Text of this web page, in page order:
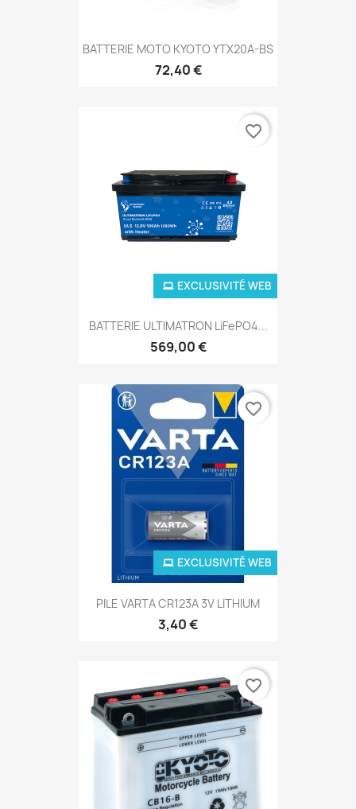
BATTERIE MOTO KYOTO YTX20A-BS
72,40 €
BATTERIE ULTIMATRON LiFePO4...
569,00 €
EXCLUSIVITÉ WEB
favorite_border
PILE VARTA CR123A 3V LITHIUM
3,40 €
EXCLUSIVITÉ WEB
favorite_border
favorite_border